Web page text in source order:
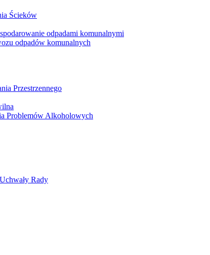
Ścieków
odpadami komunalnymi
odpadów komunalnych
Przestrzennego
Problemów Alkoholowych
Rady